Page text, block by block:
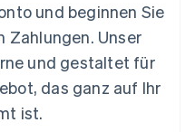
und beginnen Sie
Zahlungen. Unser
und gestaltet für
das ganz auf Ihr
ist.